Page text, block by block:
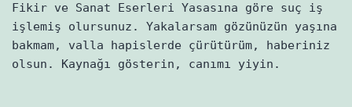
Fikir ve Sanat Eserleri Yasasına göre suç iş
işlemiş olursunuz. Yakalarsam gözünüzün yaşına
bakmam, valla hapislerde çürütürüm, haberiniz
olsun. Kaynağı gösterin, canımı yiyin.